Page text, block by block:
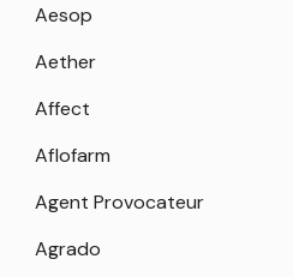
Aesop
Aether
Affect
Aflofarm
Agent Provocateur
Agrado